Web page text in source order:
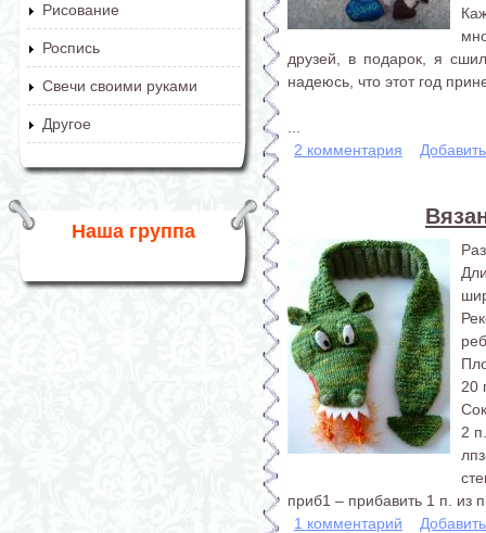
Рисование
Роспись
Свечи своими руками
Другое
Наша группа
друзей, в подарок, я
надеюсь, что этот год
2 комментария
20
2
приб1 – прибавить 1 п. из
1 комментарий